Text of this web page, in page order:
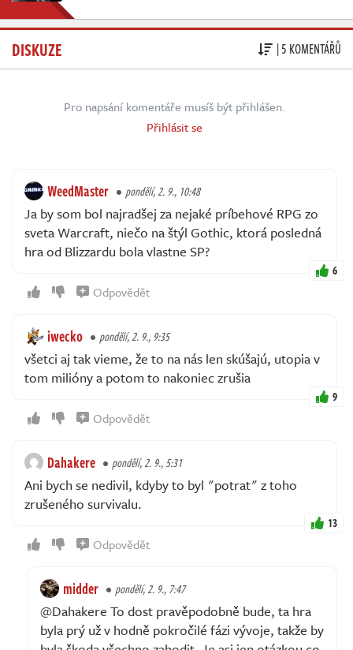
DISKUZE | 5 KOMENTÁŘŮ
Pro napsání komentáře musíš být přihlášen.
Přihlásit se
WeedMaster pondělí, 2. 9., 10:48
Ja by som bol najradšej za nejaké príbehové RPG zo
sveta Warcraft, niečo na štýl Gothic, ktorá posledná
hra od Blizzardu bola vlastne SP?
6
Odpovědět
iwecko pondělí, 2. 9., 9:35
všetci aj tak vieme, že to na nás len skúšajú, utopia v
tom milióny a potom to nakoniec zrušia
9
Odpovědět
Dahakere pondělí, 2. 9., 5:31
Ani bych se nedivil, kdyby to byl "potrat" z toho
zrušeného survivalu.
13
Odpovědět
midder pondělí, 2. 9., 7:47
@Dahakere To dost pravěpodobně bude, ta hra
byla prý už v hodně pokročilé fázi vývoje, takže by